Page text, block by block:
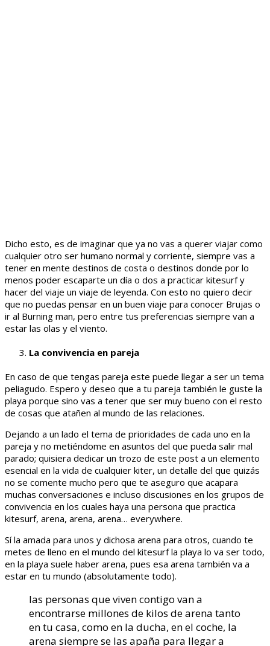
Dicho esto, es de imaginar que ya no vas a querer viajar como
cualquier otro ser humano normal y corriente, siempre vas a
tener en mente destinos de costa o destinos donde por lo
menos poder escaparte un día o dos a practicar kitesurf y
hacer del viaje un viaje de leyenda. Con esto no quiero decir
que no puedas pensar en un buen viaje para conocer Brujas o
ir al Burning man, pero entre tus preferencias siempre van a
estar las olas y el viento.
La convivencia en pareja
En caso de que tengas pareja este puede llegar a ser un tema
peliagudo. Espero y deseo que a tu pareja también le guste la
playa porque sino vas a tener que ser muy bueno con el resto
de cosas que atañen al mundo de las relaciones.
Dejando a un lado el tema de prioridades de cada uno en la
pareja y no metiéndome en asuntos del que pueda salir mal
parado; quisiera dedicar un trozo de este post a un elemento
esencial en la vida de cualquier kiter, un detalle del que quizás
no se comente mucho pero que te aseguro que acapara
muchas conversaciones e incluso discusiones en los grupos de
convivencia en los cuales haya una persona que practica
kitesurf, arena, arena, arena… everywhere.
Sí la amada para unos y dichosa arena para otros, cuando te
metes de lleno en el mundo del kitesurf la playa lo va ser todo,
en la playa suele haber arena, pues esa arena también va a
estar en tu mundo (absolutamente todo).
las personas que viven contigo van a
encontrarse millones de kilos de arena tanto
en tu casa, como en la ducha, en el coche, la
arena siempre se las apaña para llegar a